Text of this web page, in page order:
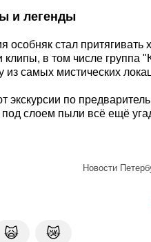
и легенды
особняк стал притягивать
в том числе группа
из самых мистических
экскурсии по
слоем пыли всё ещё
Новости
🙀 😿